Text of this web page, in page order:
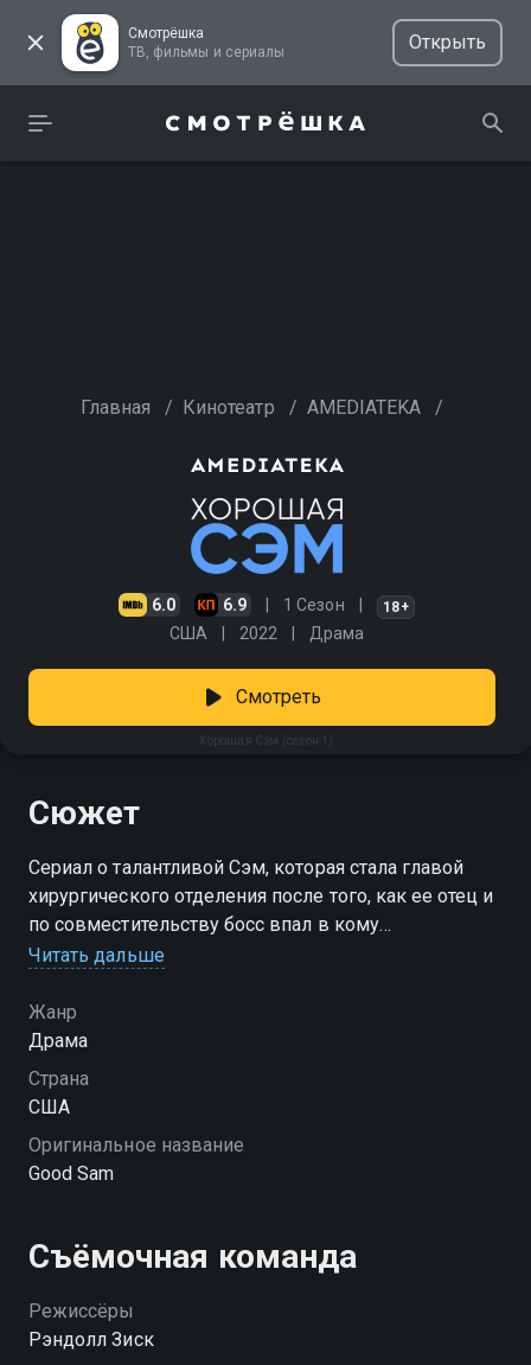
Смотрёшка
ТВ, фильмы и сериалы
Открыть
Главная / Кинотеатр / AMEDIATEKA /
6.0 6.9 1 Сезон 18+
США 2022 Драма
Хорошая Сэм (сезон 1)
Смотреть
Сюжет
Сериал о талантливой Сэм, которая стала главой
хирургического отделения после того, как ее отец и
по совместительству босс впал в кому
вы можете совершенно бесплатно в хорошем HD
качестве на Смотрёшке
Читать дальше
Жанр
Драма
Страна
США
Оригинальное название
Good Sam
Съёмочная команда
Режиссёры
Рэндолл Зиск